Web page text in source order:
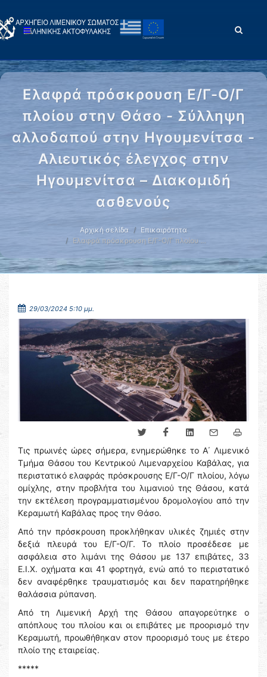
Ελαφρά πρόσκρουση Ε/Γ-Ο/Γ
πλοίου στην Θάσο - Σύλληψη
αλλοδαπού στην Ηγουμενίτσα -
Αλιευτικός έλεγχος στην
Ηγουμενίτσα – Διακομιδή
ασθενούς
Αρχική σελίδα
Επικαιρότητα
Ελαφρά πρόσκρουση Ε/Γ-Ο/Γ πλοίου …
29/03/2024 5:10 μμ.
Τις πρωινές ώρες σήμερα, ενημερώθηκε το Α΄ Λιμενικό
Τμήμα Θάσου του Κεντρικού Λιμεναρχείου Καβάλας, για
περιστατικό ελαφράς πρόσκρουσης Ε/Γ-Ο/Γ πλοίου, λόγω
ομίχλης, στην προβλήτα του λιμανιού της Θάσου, κατά
την εκτέλεση προγραμματισμένου δρομολογίου από την
Κεραμωτή Καβάλας προς την Θάσο.
Από την πρόσκρουση προκλήθηκαν υλικές ζημιές στην
δεξιά πλευρά του Ε/Γ-Ο/Γ. Το πλοίο προσέδεσε με
ασφάλεια στο λιμάνι της Θάσου με 137 επιβάτες, 33
Ε.Ι.Χ. οχήματα και 41 φορτηγά, ενώ από το περιστατικό
δεν αναφέρθηκε τραυματισμός και δεν παρατηρήθηκε
θαλάσσια ρύπανση.
Από τη Λιμενική Αρχή της Θάσου απαγορεύτηκε ο
απόπλους του πλοίου και οι επιβάτες με προορισμό την
Κεραμωτή, προωθήθηκαν στον προορισμό τους με έτερο
πλοίο της εταιρείας.
*****